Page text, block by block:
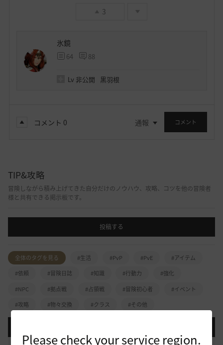
Please check your service region.
3
氷鏡
64 88
Lv 非公開 黒羽根
コメント 0 通報 コメント
TIP&攻略
冒険しながら積み上げてきた自分だけのノウハウ、攻略、コツを他の冒険者
様と共有できる掲示板です。
投稿する
全体のタグを見る #生活 #PvP #PvE
#アイテム
#依頼
#冒険日誌 #知識 #行動力
#強化
#NPC
#拠点戦 #占領戦 #冒険初心者
#イベント
#攻略
#物々交換 #クラス #その他